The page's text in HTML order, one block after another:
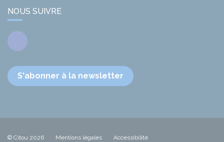
NOUS SUIVRE
Facebook
S'abonner à la newsletter
© Citou 2026 Mentions légales Accessibilité